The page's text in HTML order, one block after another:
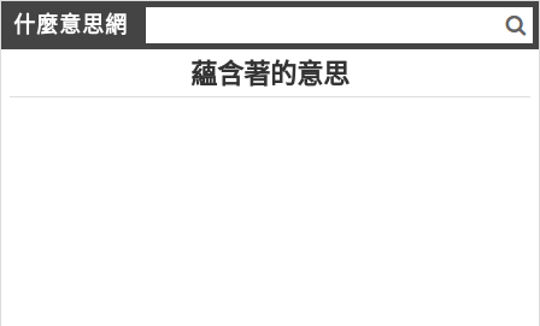
什麼意思網
蘊含著的意思